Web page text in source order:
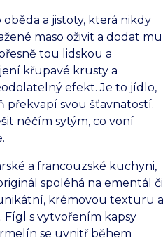
a jistoty, která nikdy
maso oživit a dodat mu
tou lidskou a
křupavé krusty a
efekt. Je to jídlo,
překvapí svou šťavnatostí.
něčím sytým, co voní
a francouzské kuchyni,
spoléhá na ementál či
krémovou texturu a
Fígl s vytvořením kapsy
se uvnitř během